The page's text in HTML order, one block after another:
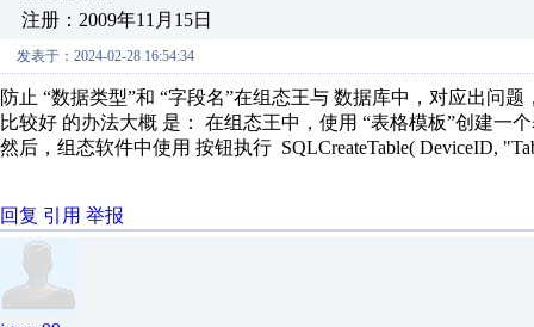
注册：2009年11月15日
发表于：2024-02-28 16:54:34
防止 “数据类型”和 “字段名”在组态王与 数据库中，对应出问题
比较好 的办法大概 是： 在组态王中，使用 “表格模板”创建一
然后，组态软件中使用 按钮执行 SQLCreateTable( DeviceID,
回复 引用 举报